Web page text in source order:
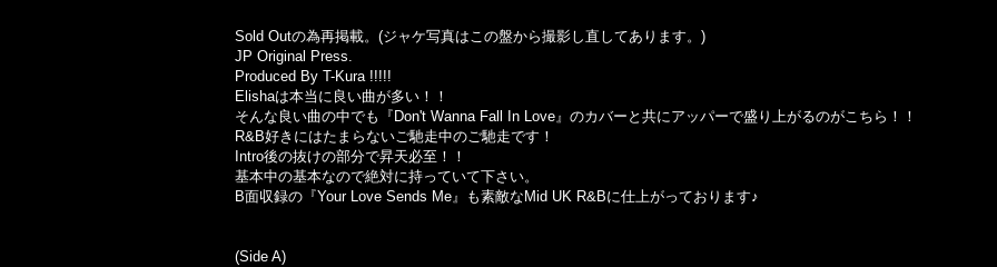
Sold Outの為再掲載。(ジャケ写真はこの盤から撮影し直してあります。)
JP Original Press.
Produced By T-Kura !!!!!
Elishaは本当に良い曲が多い！！
そんな良い曲の中でも『Don't Wanna Fall In Love』のカバーと共にアッパーで盛り上がるのがこちら！！
R&B好きにはたまらないご馳走中のご馳走です！
Intro後の抜けの部分で昇天必至！！
基本中の基本なので絶対に持っていて下さい。
B面収録の『Your Love Sends Me』も素敵なMid UK R&Bに仕上がっております♪
(Side A)